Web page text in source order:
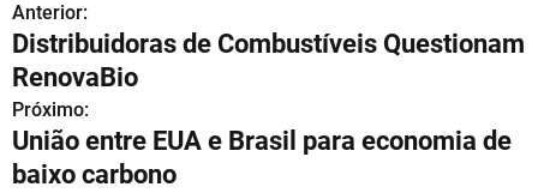
N
a
v
e
Anterior:
Distribuidoras de Combustíveis Questionam
RenovaBio
Próximo:
União entre EUA e Brasil para economia de
baixo carbono